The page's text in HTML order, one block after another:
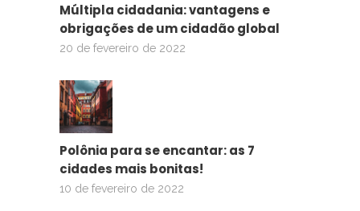
Múltipla cidadania: vantagens e
obrigações de um cidadão global
20 de fevereiro de 2022
Polônia para se encantar: as 7
cidades mais bonitas!
10 de fevereiro de 2022